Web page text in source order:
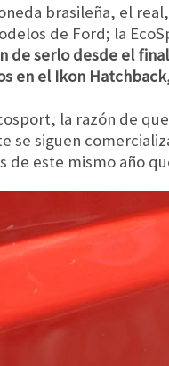
brasileña, el
de Ford; la
de serlo desde el
en el Ikon
la razón de
se siguen
de este mismo año